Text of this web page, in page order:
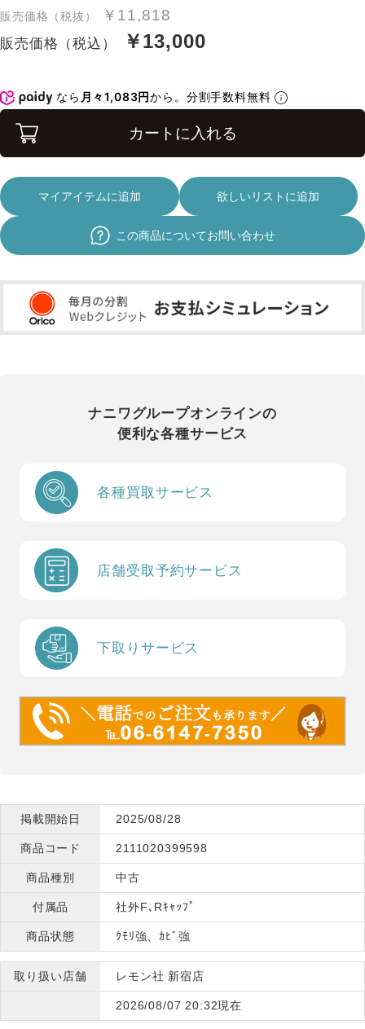
販売価格（税抜） ￥11,818
販売価格（税込） ￥13,000
なら 月々1,083円から。分割手数料無料
カートに入れる
マイアイテムに追加 欲しいリストに追加
この商品についてお問い合わせ
ナニワグループオンラインの
便利な各種サービス
各種買取サービス
店舗受取予約サービス
下取りサービス
掲載開始日 2025/08/28
商品コード 2111020399598
商品種別 中古
付属品 社外F､Rｷｬｯﾌﾟ
商品状態 ｸﾓﾘ強、ｶﾋﾞ強
取り扱い店舗 レモン社 新宿店
2026/08/07 20:32現在